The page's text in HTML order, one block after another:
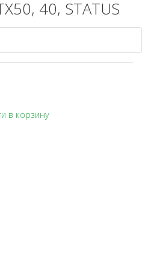
40, STATUS
в корзину